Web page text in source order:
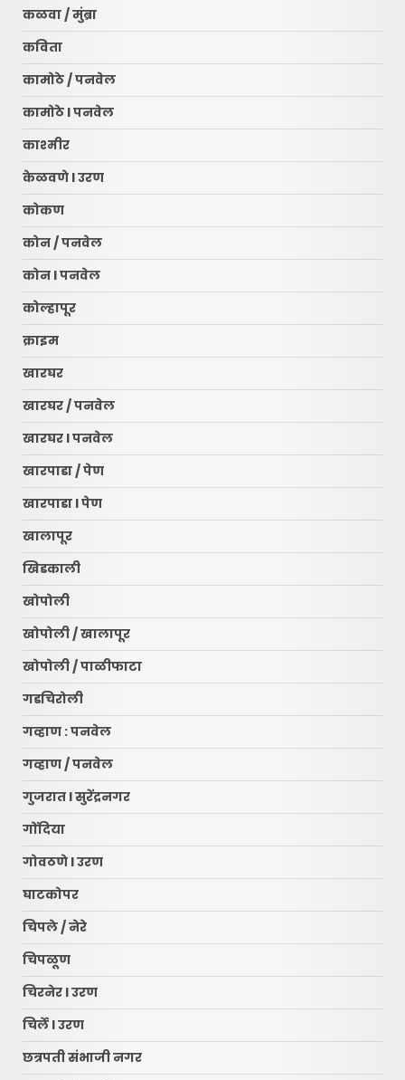
कळवा / मुंब्रा
कविता
कामोठे / पनवेल
कामोठे l पनवेल
काश्मीर
केळवणे l उरण
कोकण
कोन / पनवेल
कोन l पनवेल
कोल्हापूर
क्राइम
खारघर
खारघर / पनवेल
खारघर l पनवेल
खारपाडा / पेण
खारपाडा l पेण
खालापूर
खिडकाली
खोपोली
खोपोली / खालापूर
खोपोली / पाळीफाटा
गडचिरोली
गव्हाण : पनवेल
गव्हाण / पनवेल
गुजरात l सुरेंद्रनगर
गोंदिया
गोवठणे l उरण
घाटकोपर
चिपले / नेरे
चिपळूण
चिरनेर l उरण
चिर्ले l उरण
छत्रपती संभाजी नगर